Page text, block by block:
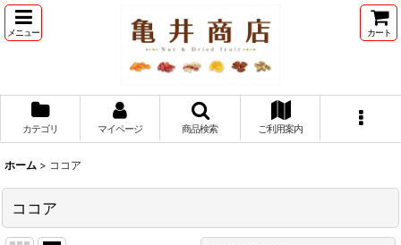
メニュー カート
カテゴリ マイページ 商品検索 ご利用案内
ホーム > ココア
ココア